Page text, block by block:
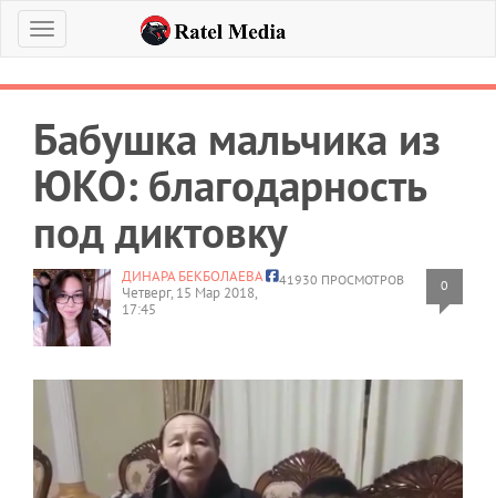
Меню
Бабушка мальчика из
ЮКО: благодарность
под диктовку
41930 ПРОСМОТРОВ 0
ДИНАРА БЕКБОЛАЕВА
Четверг, 15 Мар 2018,
17:45